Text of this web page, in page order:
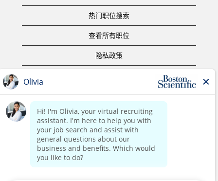
热门职位搜索
查看所有职位
隐私政策
版权声明
联系我们
公司主页